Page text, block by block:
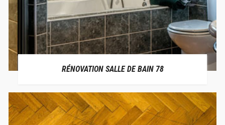
RÉNOVATION SALLE DE BAIN 78